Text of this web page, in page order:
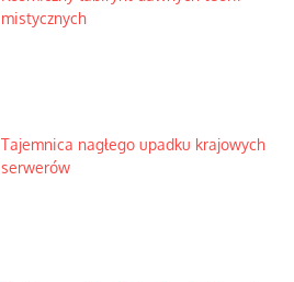
mistycznych
Tajemnica nagłego upadku krajowych
serwerów